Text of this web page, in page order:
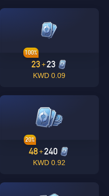
23
+
23
100%
0.09 KWD
240
+
48
20%
0.92 KWD